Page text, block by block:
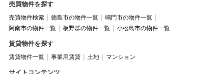
売買物件を探す
売買物件検索 徳島市の物件一覧
鳴門市の物件一覧
阿南市の物件一覧
板野群の物件一覧 小松島市の物件一覧
賃貸物件を探す
賃貸物件一覧 事業用賃貸 土地 マンション
サイトコンテンツ